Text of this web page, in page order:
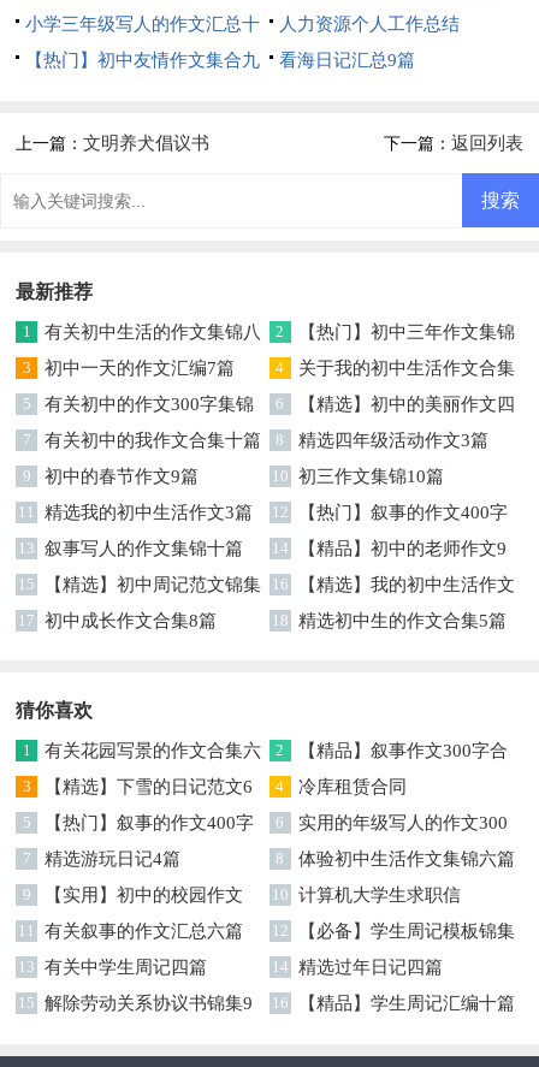
小学三年级写人的作文汇总十
篇
人力资源个人工作总结
【热门】初中友情作文集合九
看海日记汇总9篇
上一篇：文明养犬倡议书 下一篇： 返回列表
最新推荐
1
有关初中生活的作文集锦八
篇
2
【热门】初中三年作文集锦
六篇
3 初中一天的作文汇编7篇 4
关于我的初中生活作文合集
七篇
5
有关初中的作文300字集锦
七篇
6
【精选】初中的美丽作文四
篇
7 有关初中的我作文合集十篇 8 精选四年级活动作文3篇
9 初中的春节作文9篇 10 初三作文集锦10篇
11 精选我的初中生活作文3篇 12
【热门】叙事的作文400字
集锦7篇
13 叙事写人的作文集锦十篇 14
【精品】初中的老师作文9
篇
15
【精选】初中周记范文锦集
9篇
16
【精选】我的初中生活作文
汇编八篇
17 初中成长作文合集8篇 18 精选初中生的作文合集5篇
猜你喜欢
1
有关花园写景的作文合集六
篇
2
【精品】叙事作文300字合
集5篇
3
【精选】下雪的日记范文6
篇
4 冷库租赁合同
5
【热门】叙事的作文400字
合集9篇
6
实用的年级写人的作文300
字合集九篇
7 精选游玩日记4篇 8 体验初中生活作文集锦六篇
9
【实用】初中的校园作文
300字汇总7篇
10 计算机大学生求职信
11 有关叙事的作文汇总六篇 12
【必备】学生周记模板锦集
五篇
13 有关中学生周记四篇 14 精选过年日记四篇
15
解除劳动关系协议书锦集9
16 【精品】学生周记汇编十篇